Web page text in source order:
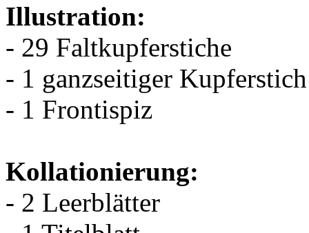
Illustration:
- 29 Faltkupferstiche
- 1 ganzseitiger Kupferstich
- 1 Frontispiz
Kollationierung:
- 2 Leerblätter